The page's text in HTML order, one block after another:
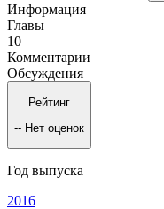
Информация
Главы
10
Комментарии
Обсуждения
Рейтинг
-- Нет оценок
Год выпуска
2016